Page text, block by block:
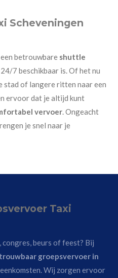
Scheveningen
betrouwbare shuttle
7 beschikbaar is. Of het nu
stad of langere ritten naar een
ervoor dat je altijd kunt
vervoer . Ongeacht
je snel naar je
Taxi
beurs of feest? Bij
groepsvervoer in
Wij zorgen ervoor